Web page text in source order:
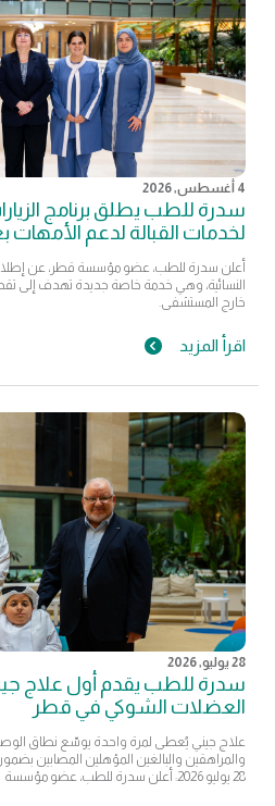
4 أغسطس, 2026
سدرة للطب يطلق برنامج
لخدمات القبالة لدعم الأمهات
أعلن سدرة للطب، عضو مؤسسة قطر، عن إطلاق
النسائية، وهي خدمة خاصة جديدة تهدف إلى
خارج المستشفى.
اقرأ المزيد
28 يوليو, 2026
العضلات الشوكي في قطر
علاج جيني يُعطى لمرة واحدة يوسّع نطاق
والمراهقين والبالغين المؤهلين المصابين
28 يوليو 2026: أعلن سدرة للطب، عضو مؤسسة